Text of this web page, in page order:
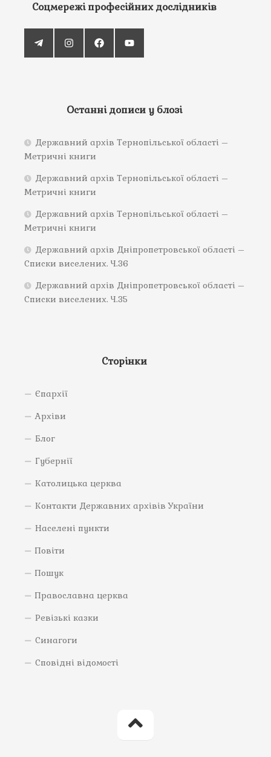
Соцмережі професійних дослідників
Останні дописи у блозі
Державний архів Тернопільської області –
Метричні книги
Державний архів Тернопільської області –
Метричні книги
Державний архів Тернопільської області –
Метричні книги
Державний архів Дніпропетровської області –
Списки виселених. Ч.36
Державний архів Дніпропетровської області –
Списки виселених. Ч.35
Сторінки
Єпархії
Архіви
Блог
Губернії
Католицька церква
Контакти Державних архівів України
Населені пункти
Повіти
Пошук
Православна церква
Ревізькі казки
Синагоги
Сповідні відомості